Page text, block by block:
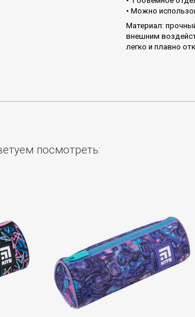
• Можно
Материал:
внешним
легко и плавно
посмотреть: